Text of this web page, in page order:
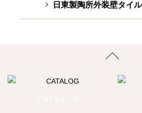
日東製陶所外装壁タイ